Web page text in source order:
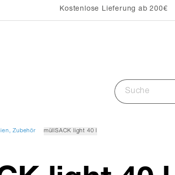
Kostenlose Lieferung ab 200€
Zubehör müllSACK light 40 l